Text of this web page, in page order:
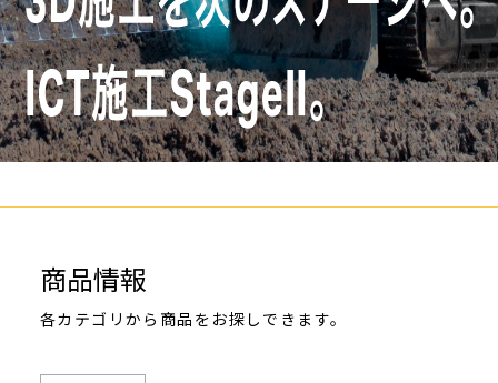
商品情報
各カテゴリから商品をお探しできます。